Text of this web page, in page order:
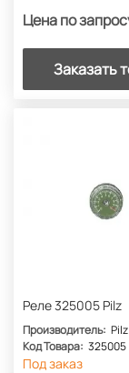
Цена по
Заказать
Реле 325005 Pilz
Производитель: Pilz
Код Товара: 325005
Под заказ